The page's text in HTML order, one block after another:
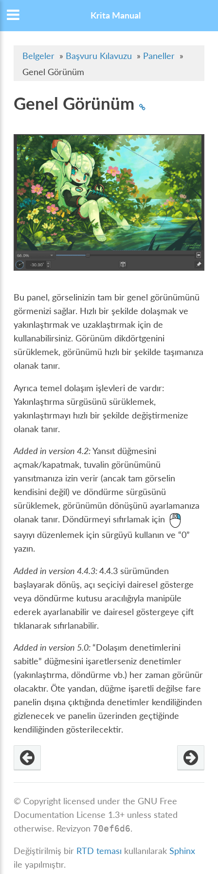
Krita Manual
Belgeler » Başvuru Kılavuzu » Paneller »
Genel Görünüm
Genel Görünüm
Bu panel, görselinizin tam bir genel görünümünü
görmenizi sağlar. Hızlı bir şekilde dolaşmak ve
yakınlaştırmak ve uzaklaştırmak için de
kullanabilirsiniz. Görünüm dikdörtgenini
sürüklemek, görünümü hızlı bir şekilde taşımanıza
olanak tanır.
Ayrıca temel dolaşım işlevleri de vardır:
Yakınlaştırma sürgüsünü sürüklemek,
yakınlaştırmayı hızlı bir şekilde değiştirmenize
olanak tanır.
Added in version 4.2:Yansıt düğmesini
açmak/kapatmak, tuvalin görünümünü
yansıtmanıza izin verir (ancak tam görselin
kendisini değil) ve döndürme sürgüsünü
sürüklemek, görünümün dönüşünü ayarlamanıza
olanak tanır. Döndürmeyi sıfırlamak için
sayıyı düzenlemek için sürgüyü kullanın ve “0”
yazın.
Added in version 4.4.3:4.4.3 sürümünden
başlayarak dönüş, açı seçiciyi dairesel gösterge
veya döndürme kutusu aracılığıyla manipüle
ederek ayarlanabilir ve dairesel göstergeye çift
tıklanarak sıfırlanabilir.
Added in version 5.0: “Dolaşım denetimlerini
sabitle” düğmesini işaretlerseniz denetimler
(yakınlaştırma, döndürme vb.) her zaman görünür
olacaktır. Öte yandan, düğme işaretli değilse fare
panelin dışına çıktığında denetimler kendiliğinden
gizlenecek ve panelin üzerinden geçtiğinde
kendiliğinden gösterilecektir.
© Copyright licensed under the GNU Free
Documentation License 1.3+ unless stated
otherwise. Revizyon 70ef6d6.
Değiştirilmiş bir RTD teması kullanılarakSphinx
ile yapılmıştır.